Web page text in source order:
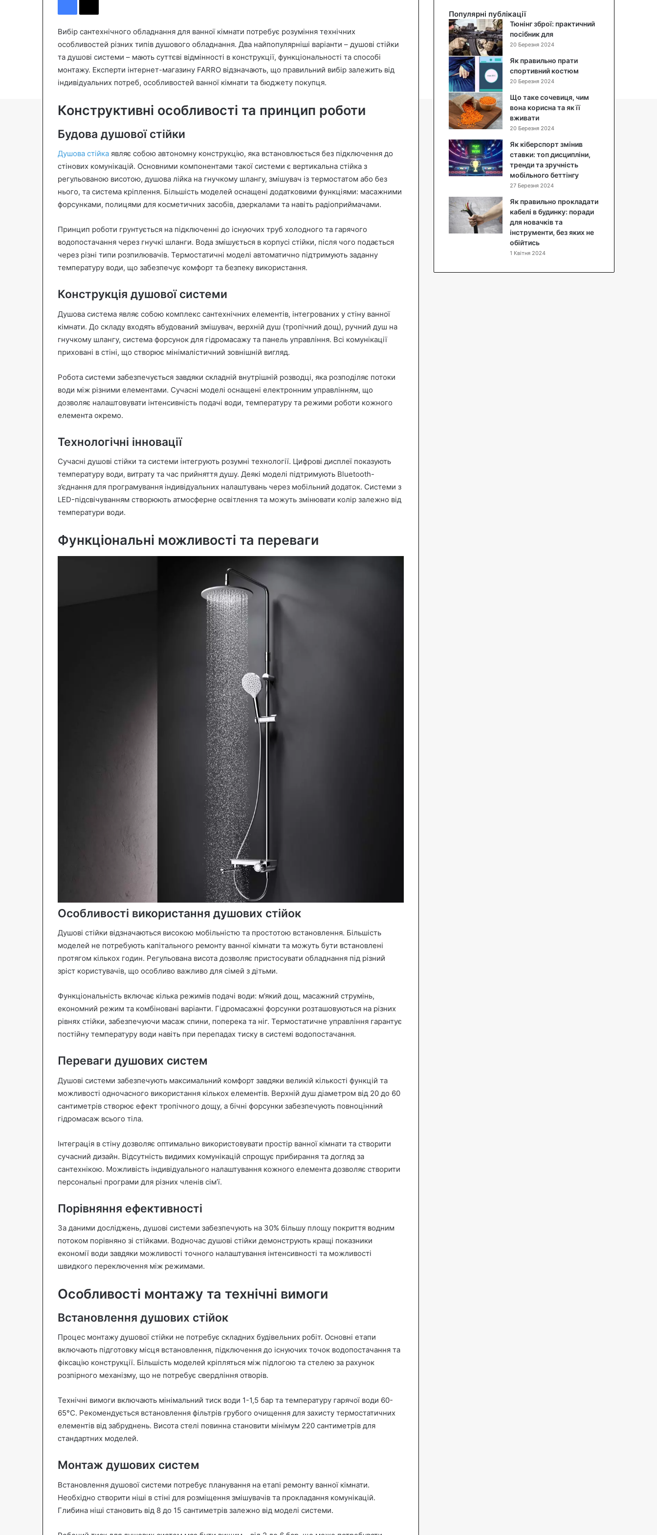
n
e
m
a
i
Вибір сантехнічного обладнання для ванної кімнати потребує розуміння технічних
особливостей різних типів душового обладнання. Два найпопулярніші варіанти – душові стійки
та душові системи – мають суттєві відмінності в конструкції, функціональності та способі
монтажу. Експерти інтернет-магазину FARRO відзначають, що правильний вибір залежить від
індивідуальних потреб, особливостей ванної кімнати та бюджету покупця.
Конструктивні особливості та принцип роботи
Будова душової стійки
Душова стійка являє собою автономну конструкцію, яка встановлюється без підключення до
стінових комунікацій. Основними компонентами такої системи є вертикальна стійка з
регульованою висотою, душова лійка на гнучкому шлангу, змішувач із термостатом або без
нього, та система кріплення. Більшість моделей оснащені додатковими функціями: масажними
форсунками, полицями для косметичних засобів, дзеркалами та навіть радіоприймачами.
Принцип роботи грунтується на підключенні до існуючих труб холодного та гарячого
водопостачання через гнучкі шланги. Вода змішується в корпусі стійки, після чого подається
через різні типи розпилювачів. Термостатичні моделі автоматично підтримують заданну
температуру води, що забезпечує комфорт та безпеку використання.
Конструкція душової системи
Душова система являє собою комплекс сантехнічних елементів, інтегрованих у стіну ванної
кімнати. До складу входять вбудований змішувач, верхній душ (тропічний дощ), ручний душ на
гнучкому шлангу, система форсунок для гідромасажу та панель управління. Всі комунікації
приховані в стіні, що створює мінімалістичний зовнішній вигляд.
Робота системи забезпечується завдяки складній внутрішній розводці, яка розподіляє потоки
води між різними елементами. Сучасні моделі оснащені електронним управлінням, що
дозволяє налаштовувати інтенсивність подачі води, температуру та режими роботи кожного
елемента окремо.
Технологічні інновації
Сучасні душові стійки та системи інтегрують розумні технології. Цифрові дисплеї показують
температуру води, витрату та час прийняття душу. Деякі моделі підтримують Bluetooth-
з’єднання для програмування індивідуальних налаштувань через мобільний додаток. Системи з
LED-підсвічуванням створюють атмосферне освітлення та можуть змінювати колір залежно від
температури води.
Функціональні можливості та переваги
Особливості використання душових стійок
Душові стійки відзначаються високою мобільністю та простотою встановлення. Більшість
моделей не потребують капітального ремонту ванної кімнати та можуть бути встановлені
протягом кількох годин. Регульована висота дозволяє пристосувати обладнання під різний
зріст користувачів, що особливо важливо для сімей з дітьми.
Функціональність включає кілька режимів подачі води: м’який дощ, масажний струмінь,
економний режим та комбіновані варіанти. Гідромасажні форсунки розташовуються на різних
рівнях стійки, забезпечуючи масаж спини, поперека та ніг. Термостатичне управління гарантує
постійну температуру води навіть при перепадах тиску в системі водопостачання.
Переваги душових систем
Душові системи забезпечують максимальний комфорт завдяки великій кількості функцій та
можливості одночасного використання кількох елементів. Верхній душ діаметром від 20 до 60
сантиметрів створює ефект тропічного дощу, а бічні форсунки забезпечують повноцінний
гідромасаж всього тіла.
Інтеграція в стіну дозволяє оптимально використовувати простір ванної кімнати та створити
сучасний дизайн. Відсутність видимих комунікацій спрощує прибирання та догляд за
сантехнікою. Можливість індивідуального налаштування кожного елемента дозволяє створити
персональні програми для різних членів сім’ї.
Порівняння ефективності
За даними досліджень, душові системи забезпечують на 30% більшу площу покриття водним
потоком порівняно зі стійками. Водночас душові стійки демонструють кращі показники
економії води завдяки можливості точного налаштування інтенсивності та можливості
швидкого переключення між режимами.
Особливості монтажу та технічні вимоги
Встановлення душових стійок
Процес монтажу душової стійки не потребує складних будівельних робіт. Основні етапи
включають підготовку місця встановлення, підключення до існуючих точок водопостачання та
фіксацію конструкції. Більшість моделей кріпляться між підлогою та стелею за рахунок
розпірного механізму, що не потребує свердління отворів.
Технічні вимоги включають мінімальний тиск води 1-1,5 бар та температуру гарячої води 60-
65°C. Рекомендується встановлення фільтрів грубого очищення для захисту термостатичних
елементів від забруднень. Висота стелі повинна становити мінімум 220 сантиметрів для
стандартних моделей.
Монтаж душових систем
Встановлення душової системи потребує планування на етапі ремонту ванної кімнати.
Необхідно створити ніші в стіні для розміщення змішувачів та прокладання комунікацій.
Глибина ніші становить від 8 до 15 сантиметрів залежно від моделі системи.
с
а
л
а
т
:
п
о
к
р
о
к
о
в
и
й
ц
е
п
т
т
Популярні публікації
Тюнінг зброї: практичний
посібник для
20 Березня 2024
Як правильно прати
спортивний костюм
20 Березня 2024
Що таке сочевиця, чим
вона корисна та як її
вживати
20 Березня 2024
Як кіберспорт змінив
ставки: топ дисципліни,
тренди та зручність
мобільного беттінгу
27 Березня 2024
Як правильно прокладати
кабелі в будинку: поради
для новачків та
інструменти, без яких не
обійтись
1 Квітня 2024